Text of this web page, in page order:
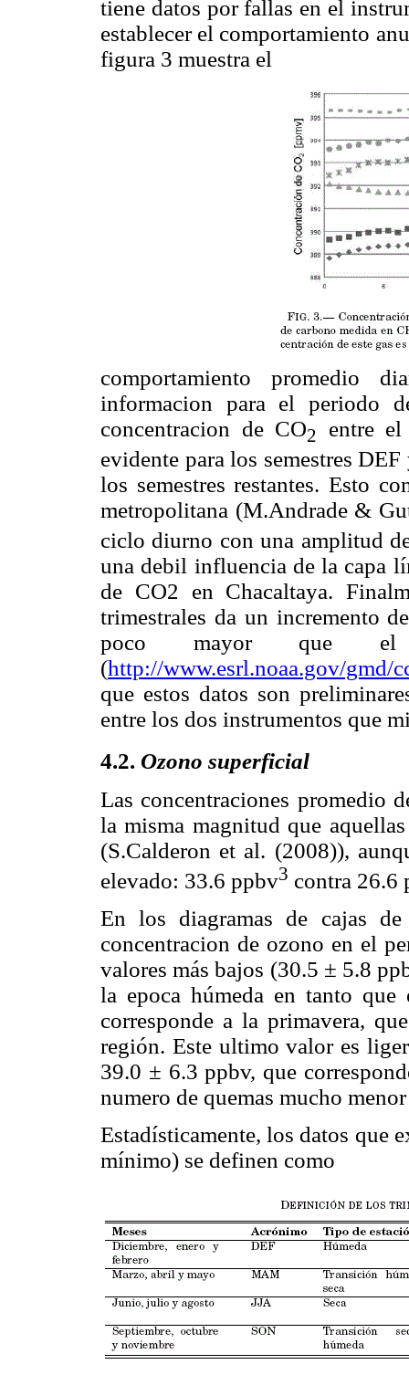
tiene datos por fallas en el
establecer el comportamiento
figura 3 muestra el
comportamiento promedio
informacion para el periodo
concentracion de CO2
entre
evidente para los semestres
los semestres restantes. Esto
metropolitana (M.Andrade &
ciclo diurno con una amplitud
una debil influencia de la capa
de CO2 en Chacaltaya.
trimestrales da un incremento
poco mayor que el
(http://www.esrl.noaa.gov/gmd/
que estos datos son
entre los dos instrumentos que
4.2. Ozono superficial
Las concentraciones promedio
la misma magnitud que
(S.Calderon et al. (2008)),
elevado: 33.6 ppbv3 contra 26.6
En los diagramas de cajas
concentracion de ozono en el
valores más bajos (30.5 ± 5.8
la epoca húmeda en tanto
corresponde a la primavera,
región. Este ultimo valor es
39.0 ± 6.3 ppbv, que
numero de quemas mucho
Estadísticamente, los datos que
mínimo) se definen como